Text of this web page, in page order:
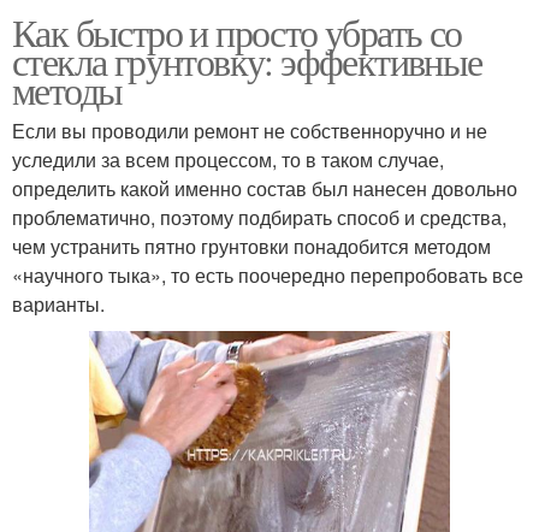
Как быстро и просто убрать со
стекла грунтовку: эффективные
методы
Если вы проводили ремонт не собственноручно и не
уследили за всем процессом, то в таком случае,
определить какой именно состав был нанесен довольно
проблематично, поэтому подбирать способ и средства,
чем устранить пятно грунтовки понадобится методом
«научного тыка», то есть поочередно перепробовать все
варианты.